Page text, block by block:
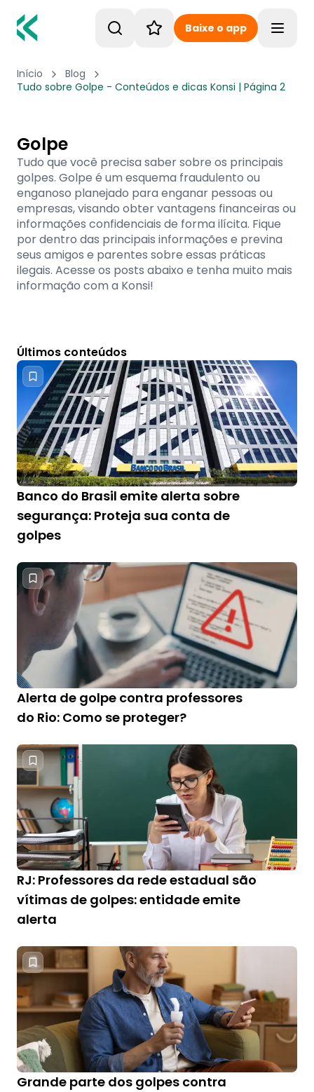
Baixe o app
Início
Blog
Tudo sobre Golpe - Conteúdos e dicas Konsi | Página 2
Golpe
Tudo que você precisa saber sobre os principais
golpes. Golpe é um esquema fraudulento ou
enganoso planejado para enganar pessoas ou
empresas, visando obter vantagens financeiras ou
informações confidenciais de forma ilícita. Fique
por dentro das principais informações e previna
seus amigos e parentes sobre essas práticas
ilegais. Acesse os posts abaixo e tenha muito mais
informação com a Konsi!
Últimos conteúdos
Banco do Brasil emite alerta sobre
segurança: Proteja sua conta de
golpes
Alerta de golpe contra professores
do Rio: Como se proteger?
RJ: Professores da rede estadual são
vítimas de golpes: entidade emite
alerta
Grande parte dos golpes contra